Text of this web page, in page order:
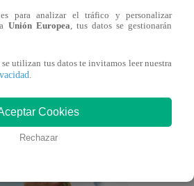
te puede
para analizar el tráfico y personalizar
Unión Europea, tus datos se gestionarán
utilizan tus datos te invitamos leer nuestra
.
Cookies
Rechazar